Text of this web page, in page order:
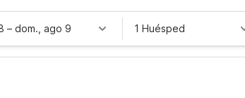
– dom., ago 9 1 Huésped